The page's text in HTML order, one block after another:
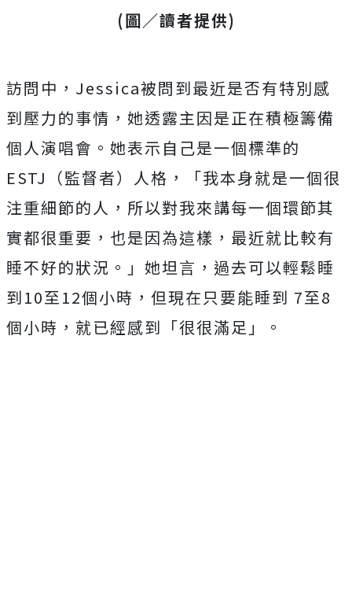
(圖／讀者提供)
訪問中， Jessica被問到最近是否有特別感
到壓力的事情，她透露主因是正在積極籌備
個人演唱會。她表示自己是一個標準的
ESTJ
（監督者）人格，「我本身就是一個很
注重細節的人，所以對我來講每一個環節其
實都很重要，也是因為這樣，最近就比較有
睡不好的狀況。」她坦言，過去可以輕鬆睡
到10至 12個小時，但現在只要能睡到 7至8
個小時，就已經感到「很很滿足」。